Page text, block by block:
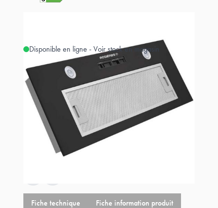
Disponible en ligne - Voir stock en magasin
Estimer les frais de port
Référence RHG580/1PN/1
229,00 €
éco-p
233,68 €
Fiche technique Fiche information produit